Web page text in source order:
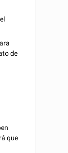
de
que